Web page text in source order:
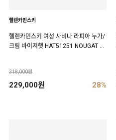
헬렌카민스키
헬렌카민스키 여성 사비나 라피아 누가/
크림 바이저햇 HAT51251 NOUGAT C
318,000원
229,000원 28%